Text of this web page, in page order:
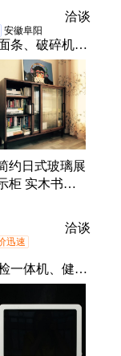
洽谈
安徽阜阳
条、破碎机、
水机、切割
、电链锯、潜
仪、汽油锯、
约日式玻璃展
柜 实木书架
厅储物边柜 定
尺寸
洽谈
迅速
一体机、健康
测仪